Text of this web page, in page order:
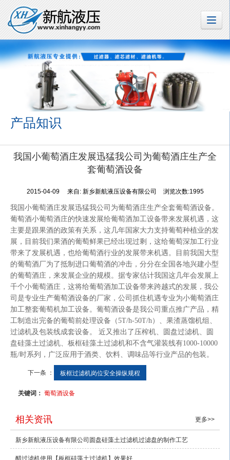
产品知识
我国小葡萄酒庄发展迅猛我公司为葡萄酒庄生产全
套葡萄酒设备
2015-04-09 来自: 新乡新航液压设备有限公司 浏览次数:1995
我国小葡萄酒庄发展迅猛我公司为葡萄酒庄生产全套葡萄酒设备。
葡萄酒小葡萄酒庄的快速发展给葡萄酒加工设备带来发展机遇，这
主要是跟果酒的政策有关系，这几年国家大力支持葡萄种植业的发
展，目前我们果酒的葡萄鲜果已经出现过剩，这给葡萄深加工行业
带来了发展机遇，也给葡萄酒行业的发展带来机遇。目前我国大型
的葡萄酒厂为了抵制进口葡萄酒的冲击，分分在全国各地兴建小型
的葡萄酒庄，来发展企业的规模。据专家估计我国这几年会发展上
千个小葡萄酒庄，这将给葡萄酒加工设备带来跨越式的发展，我公
司是专业生产葡萄酒设备的厂家，公司抓住机遇专业为小葡萄酒庄
加工整套葡萄机加工设备。葡萄酒设备是我公司重点推广产品，精
工制造出完备的葡萄前处理设备（5T/h-50T/h）、果渣蒸馏机组、
过滤机及包装线成套设备。 近又推出了压榨机、圆盘过滤机、圆
盘硅藻土过滤机、板框硅藻土过滤机和不含气灌装线有1000-10000
瓶/时系列，广泛应用于酒类、饮料、调味品等行业产品的包装。
下一条 ： 板框过滤机岗位安全操纵规程
关键词： 葡萄酒设备
相关资讯 更多>>
新乡新航液压设备有限公司圆盘硅藻土过滤机过滤盘的制作工艺
醋过滤机使用【板框硅藻土过滤机】效果好